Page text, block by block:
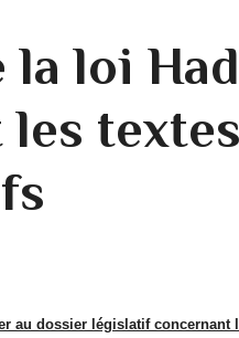
la loi
les textes
au dossier législatif concernant